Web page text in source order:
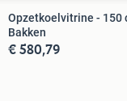
Opzetkoelvitrine - 150
Bakken
€ 580,79